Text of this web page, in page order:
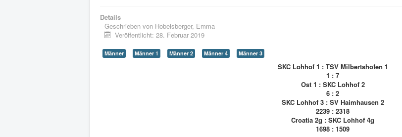
Details
Geschrieben von Hobelsberger, Emma
Veröffentlicht: 28. Februar 2019
Männer Männer 1 Männer 2 Männer 4 Männer 3
SKC Lohhof 1 : TSV Milbertshofen 1
1 : 7
Ost 1 : SKC Lohhof 2
6 : 2
SKC Lohhof 3 : SV Haimhausen 2
2239 : 2318
Croatia 2g : SKC Lohhof 4g
1698 : 1509